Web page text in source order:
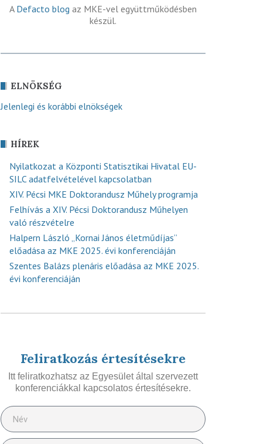
A Defacto blog az MKE-vel együttműködésben
készül.
ELNÖKSÉG
Jelenlegi és korábbi elnökségek
HÍREK
Nyilatkozat a Központi Statisztikai Hivatal EU-
SILC adatfelvételével kapcsolatban
XIV. Pécsi MKE Doktorandusz Műhely programja
Felhívás a XIV. Pécsi Doktorandusz Műhelyen
való részvételre
Halpern László „Kornai János életműdíjas”
előadása az MKE 2025. évi konferenciáján
Szentes Balázs plenáris előadása az MKE 2025.
évi konferenciáján
Feliratkozás értesítésekre
Itt feliratkozhatsz az Egyesület által szervezett
konferenciákkal kapcsolatos értesítésekre.